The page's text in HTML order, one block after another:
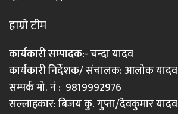
हाम्रो टीम
कार्यकारी सम्पादक:- चन्दा यादव
कार्यकारी निर्देशक/ संचालक: आलोक यादव
सम्पर्क मो. नं : 9819992976
सल्लाहकार: बिजय कु. गुप्ता/देवकुमार यादव